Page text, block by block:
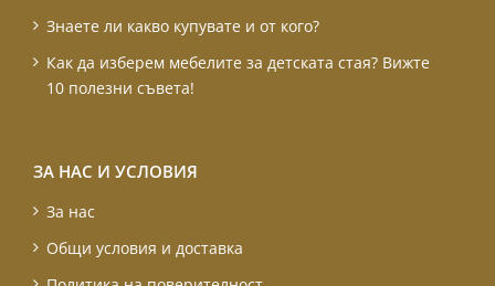
Знаете ли какво купувате и от кого?
Как да изберем мебелите за детската стая? Вижте
10 полезни съвета!
ЗА НАС И УСЛОВИЯ
За нас
Общи условия и доставка